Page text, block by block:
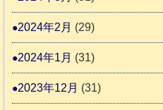
2024年2月 (29)
2024年1月 (31)
2023年12月 (31)